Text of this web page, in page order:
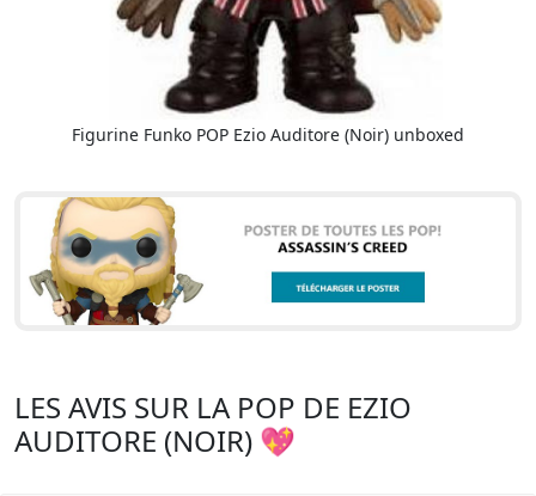
Figurine Funko POP Ezio Auditore (Noir) unboxed
LES AVIS SUR LA POP DE EZIO
AUDITORE (NOIR) 💖